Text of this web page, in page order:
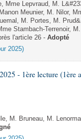
Mme Lepvraud, M.
Meunier, M. Nilor,
M. Portes, M.
Stambach-Terrenoir,
l'article 26 - Adopté
2025)
- 1ère lecture (1ère
M. Bruneau, M.